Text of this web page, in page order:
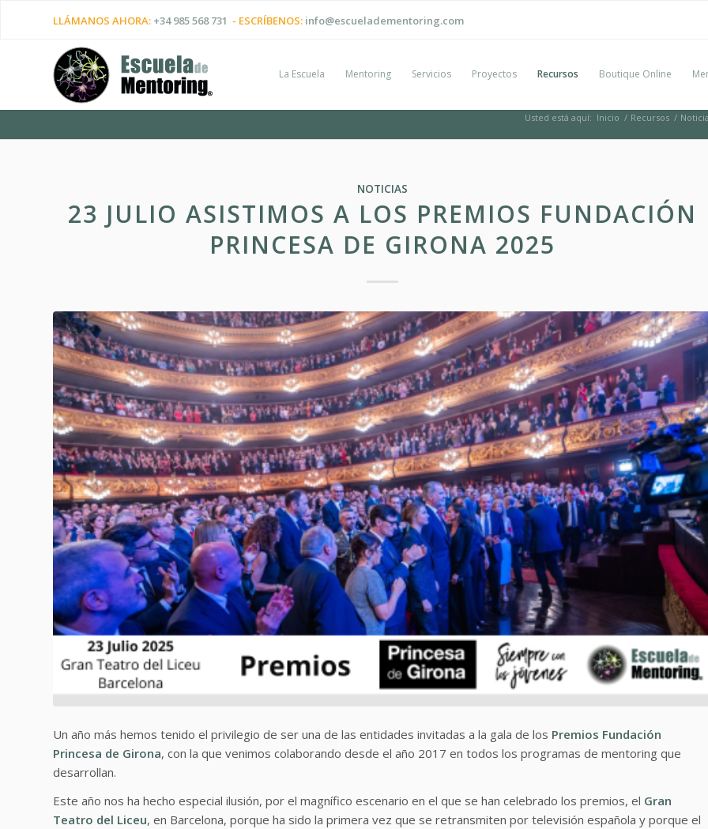
LLÁMANOS AHORA: +34 985 568 731 - ESCRÍBENOS: info@escueladementoring.com
La Escuela Mentoring Servicios Proyectos Recursos Boutique Online
Usted está aquí: Inicio / Recursos /
NOTICIAS
23 JULIO ASISTIMOS A LOS PREMIOS FUNDACIÓN
PRINCESA DE GIRONA 2025
Un año más hemos tenido el privilegio de ser una de las entidades invitadas a la gala de los Premios Fundación
Princesa de Girona, con la que venimos colaborando desde el año 2017 en todos los programas de mentoring que
desarrollan.
Este año nos ha hecho especial ilusión, por el magnífico escenario en el que se han celebrado los premios, el Gran
Teatro del Liceu, en Barcelona, porque ha sido la primera vez que se retransmiten por televisión española y porque el